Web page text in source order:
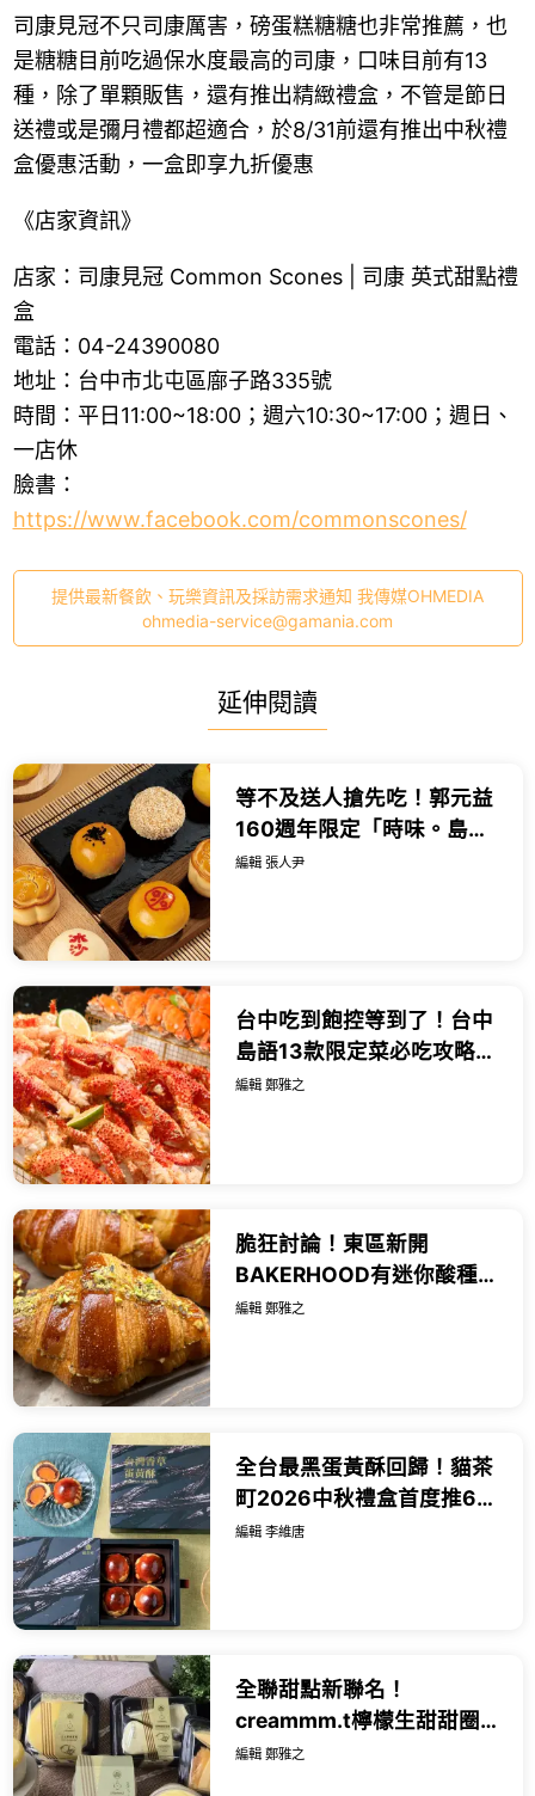
司康見冠不只司康厲害，磅蛋糕糖糖也非常推薦，也
是糖糖目前吃過保水度最高的司康，口味目前有13
種，除了單顆販售，還有推出精緻禮盒，不管是節日
送禮或是彌月禮都超適合，於8/31前還有推出中秋禮
盒優惠活動，一盒即享九折優惠
《店家資訊》
店家：司康見冠 Common Scones | 司康 英式甜點禮
盒
電話：04-24390080
地址：台中市北屯區廍子路335號
時間：平日11:00~18:00；週六10:30~17:00；週日、
一店休
臉書：
https://www.facebook.com/commonscones/
提供最新餐飲、玩樂資訊及採訪需求通知 我傳媒OHMEDIA
ohmedia-service@gamania.com
延伸閱讀
等不及送人搶先吃！郭元益
160週年限定「時味。島嶼
Taste of Time」，中秋送
編輯 張人尹
台中吃到飽控等到了！台中
島語13款限定菜必吃攻略，
芋香佛跳牆 芋頭奶酒先推。
編輯 鄭雅之
脆狂討論！東區新開
BAKERHOOD有迷你酸種麵
包，買一送一、150元麵包
編輯 鄭雅之
全台最黑蛋黃酥回歸！貓茶
町2026中秋禮盒首度推6入
裝芋頭流心酥限時預購享優
編輯 李維唐
全聯甜點新聯名！
creammm.t檸檬生甜甜圈
千層蛋糕，最便宜39元開
編輯 鄭雅之